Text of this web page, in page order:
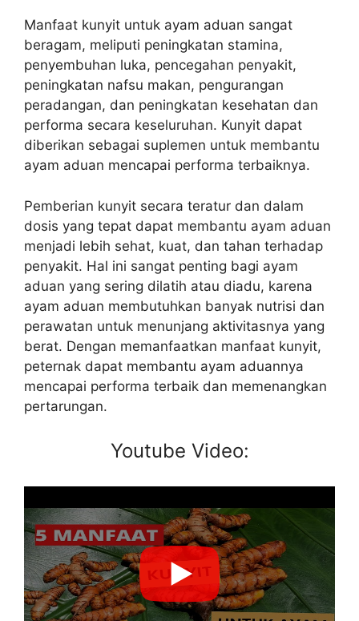
Manfaat kunyit untuk ayam aduan sangat
beragam, meliputi peningkatan stamina,
penyembuhan luka, pencegahan penyakit,
peningkatan nafsu makan, pengurangan
peradangan, dan peningkatan kesehatan dan
performa secara keseluruhan. Kunyit dapat
diberikan sebagai suplemen untuk membantu
ayam aduan mencapai performa terbaiknya.
Pemberian kunyit secara teratur dan dalam
dosis yang tepat dapat membantu ayam aduan
menjadi lebih sehat, kuat, dan tahan terhadap
penyakit. Hal ini sangat penting bagi ayam
aduan yang sering dilatih atau diadu, karena
ayam aduan membutuhkan banyak nutrisi dan
perawatan untuk menunjang aktivitasnya yang
berat. Dengan memanfaatkan manfaat kunyit,
peternak dapat membantu ayam aduannya
mencapai performa terbaik dan memenangkan
pertarungan.
Youtube Video: